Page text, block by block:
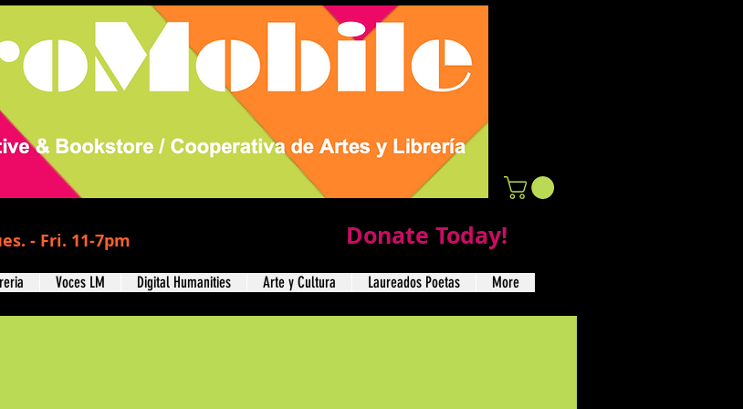
- Fri. 11-7pm Donate Today!
Voces LM Digital Humanities Arte y Cultura Laureados Poetas More